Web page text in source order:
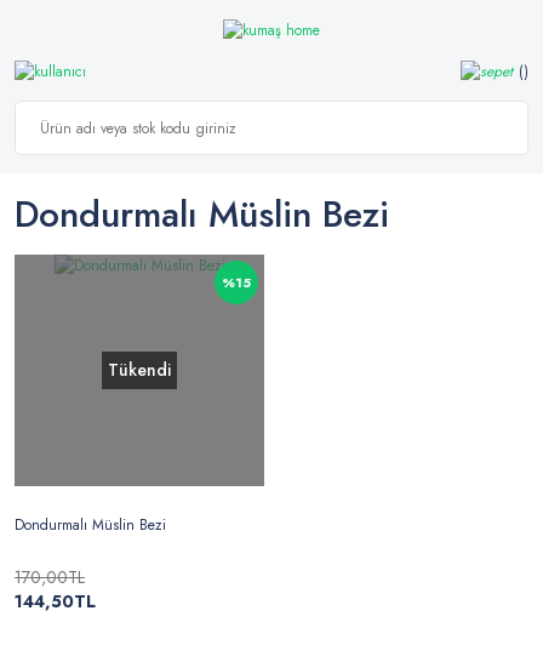
Dondurmalı Müslin Bezi
%15
Tükendi
Dondurmalı Müslin Bezi
170,00TL
144,50TL